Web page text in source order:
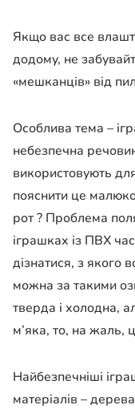
Якщо вас все
додому, не
«мешканців» від
Особлива тема –
небезпечна
використовують
пояснити це
рот ? Проблема
іграшках із ПВХ
дізнатися, з якого
можна за такими
тверда і холодна,
м’яка, то, на жаль,
Найбезпечніші
матеріалів –